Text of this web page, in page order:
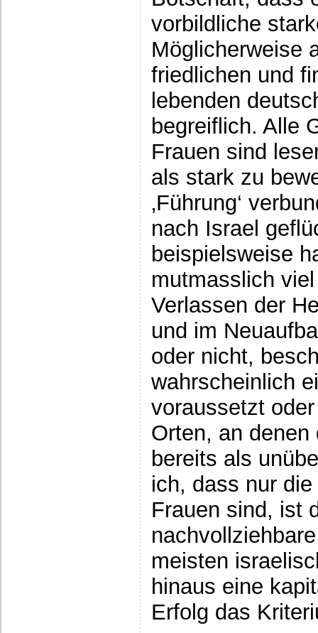
vorbildliche
Möglicherweise
friedlichen und
lebenden
begreiflich. Alle
Frauen sind
als stark zu
‚Führung‘
nach Israel
beispielsweise
mutmasslich
Verlassen der
und im
oder nicht,
wahrscheinlich
voraussetzt
Orten, an
bereits als
ich, dass nur
Frauen sind, ist
meisten
hinaus eine
Erfolg das